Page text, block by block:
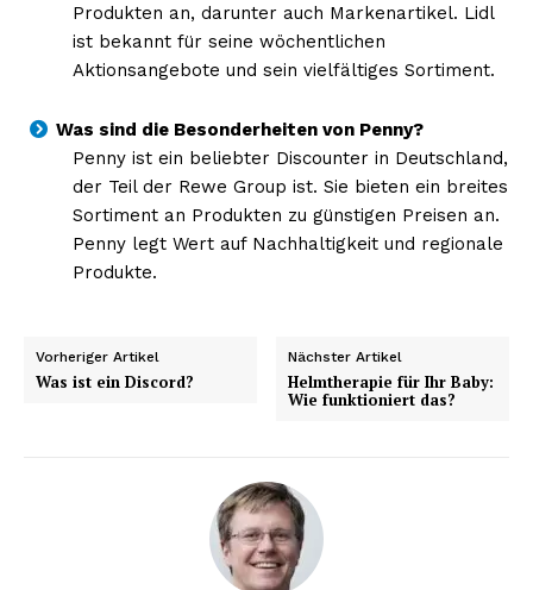
Produkten an, darunter auch Markenartikel. Lidl
ist bekannt für seine wöchentlichen
Aktionsangebote und sein vielfältiges Sortiment.
Was sind die Besonderheiten von Penny?
Penny ist ein beliebter Discounter in Deutschland,
der Teil der Rewe Group ist. Sie bieten ein breites
Sortiment an Produkten zu günstigen Preisen an.
Penny legt Wert auf Nachhaltigkeit und regionale
Produkte.
Vorheriger Artikel
Was ist ein Discord?
Nächster Artikel
Helmtherapie für Ihr Baby:
Wie funktioniert das?